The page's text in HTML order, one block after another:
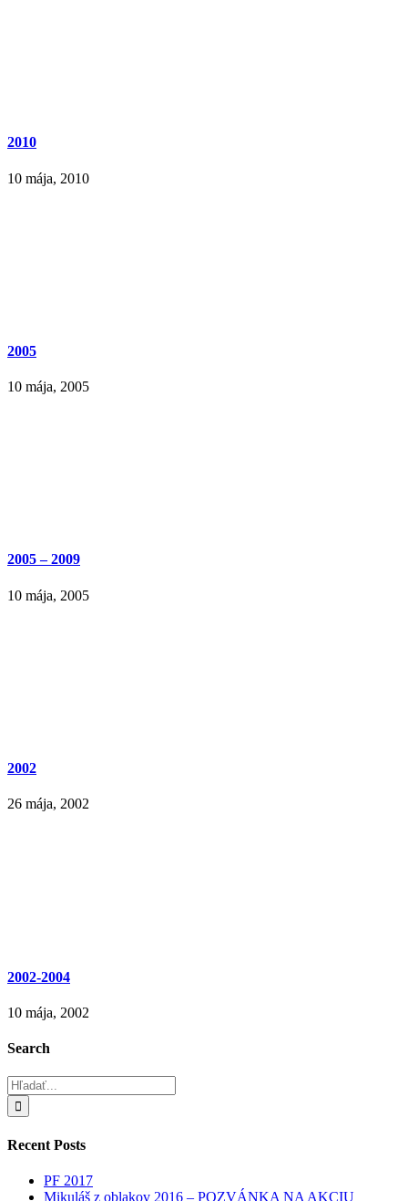
2010
10 mája, 2010
2005
10 mája, 2005
2005 – 2009
10 mája, 2005
2002
26 mája, 2002
2002-2004
10 mája, 2002
Search
Hľadať:
Recent Posts
PF 2017
Mikuláš z oblakov 2016 – POZVÁNKA NA AKCIU